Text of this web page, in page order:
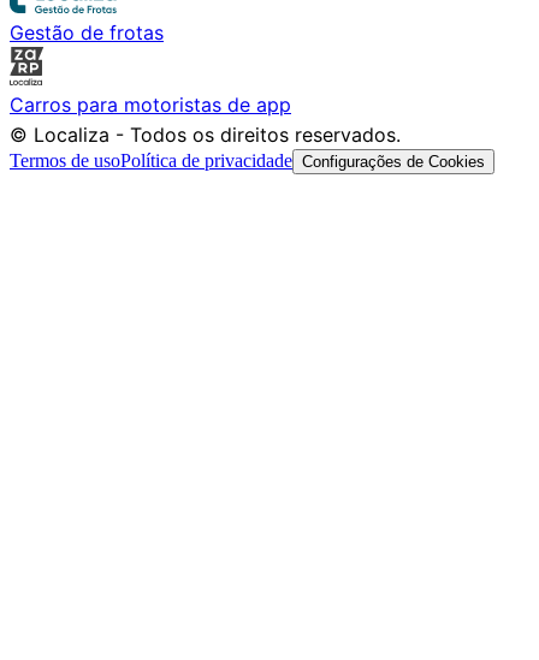
Gestão de frotas
Carros para motoristas de app
© Localiza - Todos os direitos reservados.
Termos de usoPolítica de privacidade Configurações de Cookies